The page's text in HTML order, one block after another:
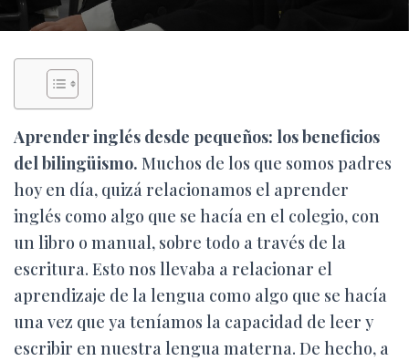
G
A
Ó
Aprender inglés desde pequeños: los beneficios
del bilingüismo. Muchos de los que somos padres
hoy en día, quizá relacionamos el aprender
inglés como algo que se hacía en el colegio, con
un libro o manual, sobre todo a través de la
escritura. Esto nos llevaba a relacionar el
aprendizaje de la lengua como algo que se hacía
una vez que ya teníamos la capacidad de leer y
escribir en nuestra lengua materna. De hecho, a